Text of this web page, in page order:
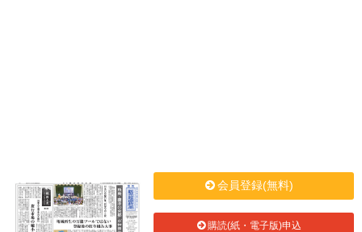
会員登録(無料)
購読(紙・電子版)申込